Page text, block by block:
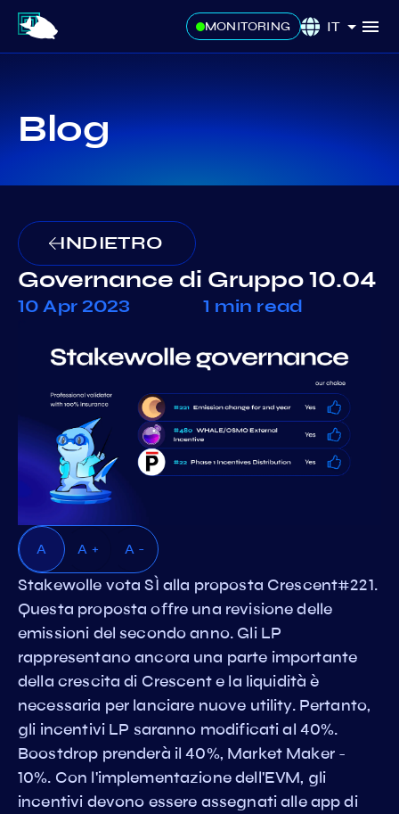
MONITORING IT
Blog
INDIETRO
Governance di Gruppo 10.04
10 Apr 2023 1 min read
A A + A -
Stakewolle vota SÌ alla proposta Crescent#221.
Questa proposta offre una revisione delle
emissioni del secondo anno. Gli LP
rappresentano ancora una parte importante
della crescita di Crescent e la liquidità è
necessaria per lanciare nuove utility. Pertanto,
gli incentivi LP saranno modificati al 40%.
Boostdrop prenderà il 40%, Market Maker -
10%. Con l'implementazione dell'EVM, gli
incentivi devono essere assegnati alle app di